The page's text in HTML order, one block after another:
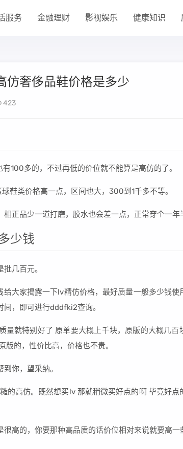
服务 金融理财 影视娱乐 健康知识
仿奢侈品鞋价格是多少
423
100多的，不过再低的价位就不能算是高仿的了。
鞋类价格高一点，区间也大，300到1千多不等。
正品少一道打磨，胶水也会差一点，正常穿个一年
少钱
几百元。
大家揭露一下lv精仿价格，最好质量一般多少钱使
，即可进行dddfki2查询。
量就特别好了 原单要大概上千块，原版的大概几百
的，性价比高，价格也不贵。
你，望采纳。
的高仿。既然想买lv 那就稍微买好点的啊 毕竟好点
高的，你要那种高品质的话价位相对来说就要高一